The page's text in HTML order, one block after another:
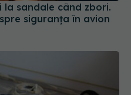
la sandale când zbori.
siguranța în avion